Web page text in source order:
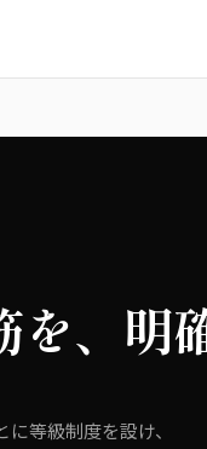
、 明
等級制度を設け、